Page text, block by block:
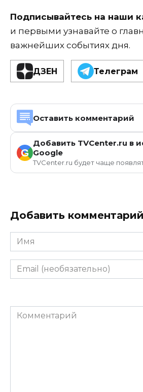
Подписывайтесь на наши
и первыми узнавайте о
важнейших событиях дня.
ДЗЕН Телеграм
Оставить комментарий
G
Добавить TVCenter.ru в
Google
TVCenter.ru будет чаще
Добавить комментарий
Имя
Email
(необязательно)
Комментарий